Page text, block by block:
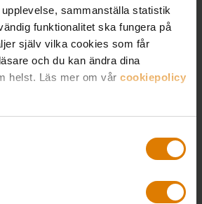
sammanställa statistik
funktionalitet ska fungera på
själv vilka cookies som får
och du kan ändra dina
helst. Läs mer om vår cookiepolicy
i sig. Men lika viktigt har
genom vår ”webbapp”
fina som är inbyggt i detta
som syns som det som är
och under marken. Vi vill visa
ett bostadsbolag kan göra för
hållbart boende och en mer
Martin Sohlberg.